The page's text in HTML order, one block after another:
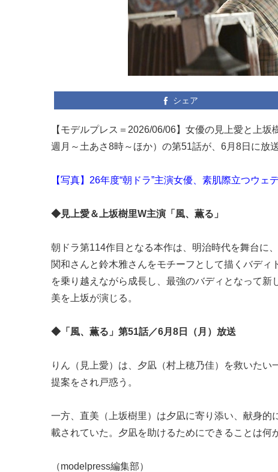
シェア
【モデルプレス＝2026/06/06】女優の見上愛と上
週月～土あさ8時～ほか）の第51話が、6月8日に放
【写真】26年度“朝ドラ”主演女優、素肌際立つウェ
◆見上愛＆上坂樹里W主演「風、薫る」
朝ドラ第114作目となる本作は、明治時代を舞台に
関和さんと鈴木雅さんをモチーフとして描くバデ
を乗り越えながら成長し、最強のバディとなって
美を上坂が演じる。
◆「風、薫る」第51話／6月8日（月）放送
りん（見上愛）は、夕凪（村上穂乃佳）を救いた
提案をされ戸惑う。
一方、直美（上坂樹里）は夕凪に寄り添い、献身
載されていた。夕凪を助けるためにできることは何
（modelpress編集部）